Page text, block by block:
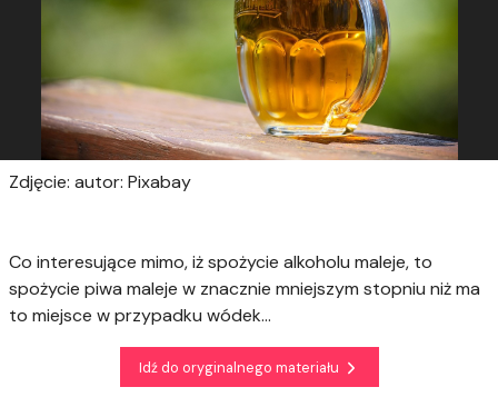
Zdjęcie: autor: Pixabay
Co interesujące mimo, iż spożycie alkoholu maleje, to
spożycie piwa maleje w znacznie mniejszym stopniu niż ma
to miejsce w przypadku wódek…
Idź do oryginalnego materiału